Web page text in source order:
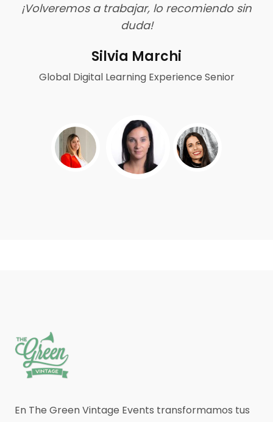
¡Volveremos a trabajar, lo recomiendo sin
duda!
Silvia Marchi
Global Digital Learning Experience Senior
En The Green Vintage Events transformamos tus